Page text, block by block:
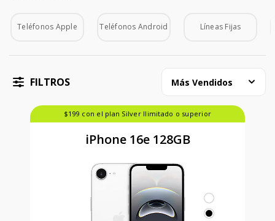
Teléfonos Apple Teléfonos Android Líneas Fijas
FILTROS Más Vendidos
$199 con el plan Silver Ilimitado o superior
iPhone 16e 128GB